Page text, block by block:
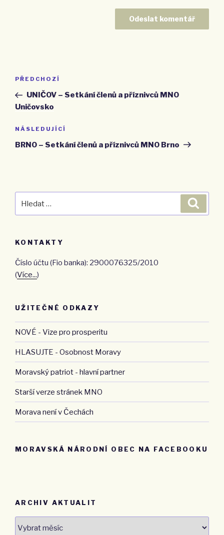
Navigace
příspěvek
Předchozí
příspěvek
PŘEDCHOZÍ
UNIČOV – Setkání členů a příznivců MNO
Uničovsko
Následující
příspěvek
NÁSLEDUJÍCÍ
BRNO – Setkání členů a příznivců MNO Brno
KONTAKTY
Číslo účtu (Fio banka): 2900076325/2010
(Více...)
UŽITEČNÉ ODKAZY
NOVÉ - Vize pro prosperitu
HLASUJTE - Osobnost Moravy
Moravský patriot - hlavní partner
Starší verze stránek MNO
Morava není v Čechách
MORAVSKÁ NÁRODNÍ OBEC NA FACEBOOKU
ARCHIV AKTUALIT